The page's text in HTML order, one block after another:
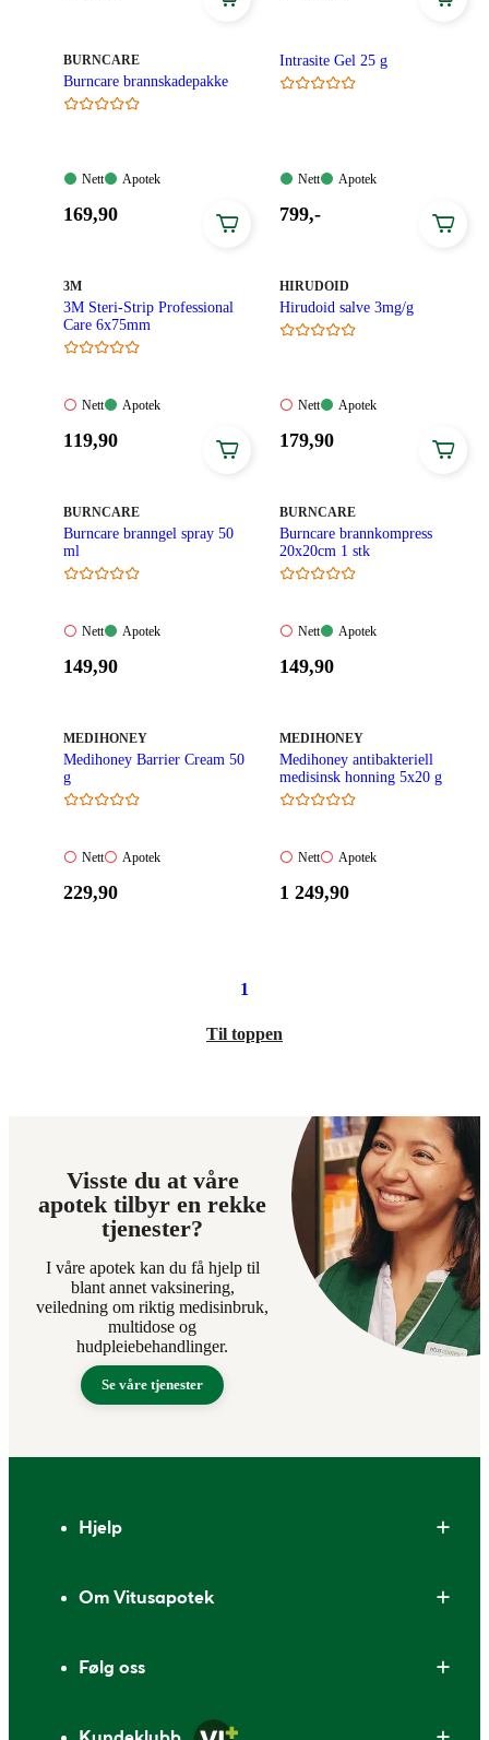
kroner.
MERKE:
BURNCARE
Burncare brannskadepakke
Nett:
Nett
Apotek:
Apotek
Pris:
169,90
Intrasite Gel 25 g
Nett:
Nett
Apotek:
Apotek
Pris:
799,-
MERKE
3M
3M Steri-Strip Professional
Care 6x75mm
Nett:
tilgjengelig
Nett
Apotek:
Apotek
Pris:
119,90
MERKE:
HIRUDOID
Hirudoid salve 3mg/g
Nett:
tilgjengelig
Nett
Apotek:
Apotek
Pris:
179,90
MERKE:
BURNCARE
Burncare branngel spray 50
ml
Nett:
tilgjengelig
Nett
Apotek:
Apotek
Pris:
149,90
MERKE:
BURNCARE
Burncare brannkompress
20x20cm 1 stk
Nett:
tilgjengelig
Nett
Apotek:
Apotek
Pris:
149,90
MERKE:
MEDIHONEY
Medihoney Barrier Cream 50
g
Nett:
tilgjengelig
Nett
Apotek:
Apotek
Pris:
229,90
MERKE:
MEDIHONEY
Medihoney antibakteriell
medisinsk honning 5x20 g
Nett:
tilgjengelig
Nett
Apotek:
tilgjengelig
Apotek
Pris:
1 249,90
1
Til toppen
Visste du at våre
apotek tilbyr en rekke
tjenester?
I våre apotek kan du få hjelp til
blant annet vaksinering,
veiledning om riktig medisinbruk,
multidose og
hudpleiebehandlinger.
Se våre tjenester
Hjelp
Om Vitusapotek
Følg oss